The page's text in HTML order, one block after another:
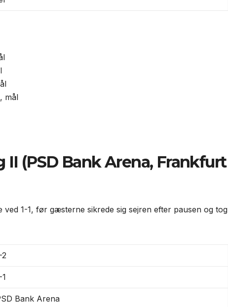
mål
II (PSD Bank Arena, Frankfurt
1-1, før gæsterne sikrede sig sejren efter pausen og tog
2
1
Bank Arena